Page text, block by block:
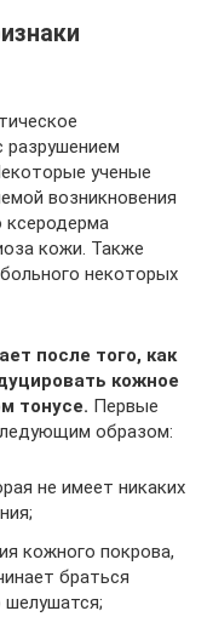
разрушением
ученые
возникновения
ксеродерма
кожи. Также
некоторых
после того, как
кожное
тонусе. Первые
образом:
не имеет никаких
кожного покрова,
браться